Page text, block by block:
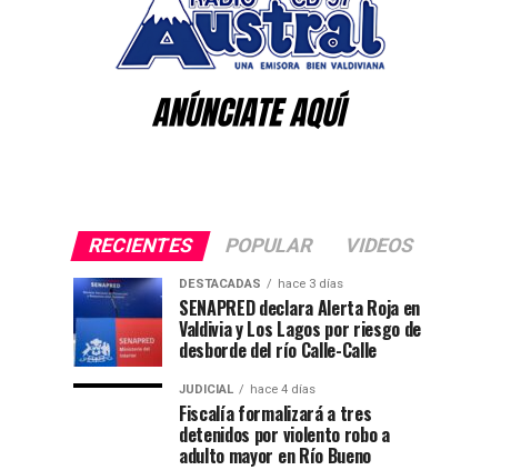
RECIENTES POPULAR VIDEOS
DESTACADAS hace 3 días
SENAPRED declara Alerta Roja en
Valdivia y Los Lagos por riesgo de
desborde del río Calle-Calle
JUDICIAL hace 4 días
Fiscalía formalizará a tres
detenidos por violento robo a
adulto mayor en Río Bueno